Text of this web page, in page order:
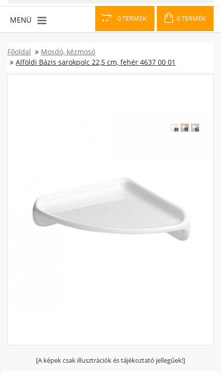
0 TERMÉK 0 TERMÉK
MENÜ
Főoldal
Mosdó, kézmosó
Alföldi Bázis sarokpolc 22,5 cm, fehér 4637 00 01
[A képek csak illusztrációk és tájékoztató jellegűek!]